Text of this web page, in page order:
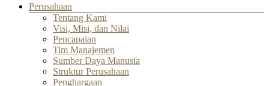
Perusahaan
Tentang Kami
Visi, Misi, dan Nilai
Pencapaian
Tim Manajemen
Sumber Daya Manusia
Struktur Perusahaan
Penghargaan